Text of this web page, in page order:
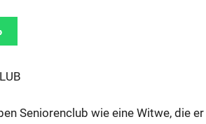
Seniorenclub wie eine Witwe, die